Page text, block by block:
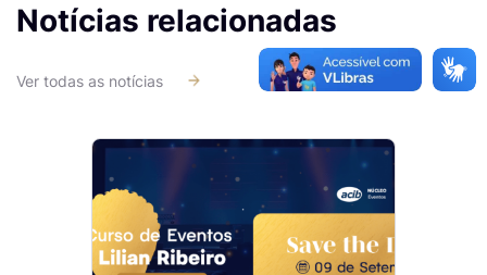
Notícias relacionadas
Ver todas as notícias